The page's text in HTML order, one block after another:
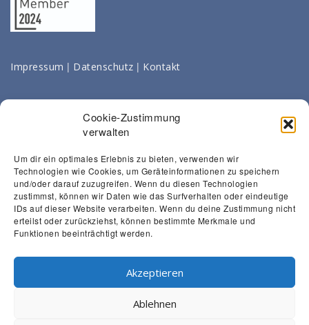
Cookie-Zustimmung
verwalten
Um dir ein optimales Erlebnis zu bieten, verwenden wir
Technologien wie Cookies, um Geräteinformationen zu speichern
und/oder darauf zuzugreifen. Wenn du diesen Technologien
zustimmst, können wir Daten wie das Surfverhalten oder eindeutige
IDs auf dieser Website verarbeiten. Wenn du deine Zustimmung nicht
erteilst oder zurückziehst, können bestimmte Merkmale und
Funktionen beeinträchtigt werden.
Akzeptieren
Ablehnen
Impressum | Datenschutz | Kontakt
© 2024, MVZ Strahlentherapie Singen-Friedrichshafen